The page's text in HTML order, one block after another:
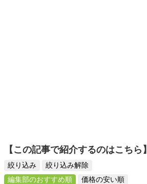
【この記事で紹介するのはこちら】
絞り込み
絞り込み解除
編集部のおすすめ順
価格の安い順